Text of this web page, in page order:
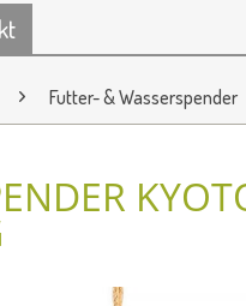
Futter- & Wasserspender